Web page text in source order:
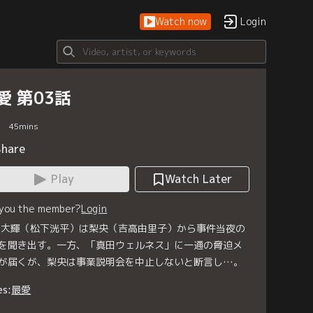
Watch now Login
第03話
45mins
Play
Watch Later
the member?Login
輝（松下洸平）は梨央（吉高由里子）から事件当夜の
聞き出す。一方、「真田ウェルネス」に一通の脅迫メ
届くが、梨央は事業説明会を中止しないと断言し…。
最愛